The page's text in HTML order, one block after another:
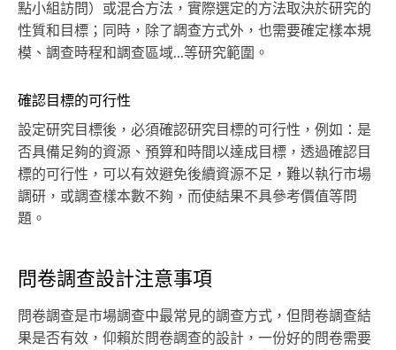
點小組訪問）或混合方法，實際選定的方法取決於研究的
性質和目標；同時，除了調查方式外，也需要確定樣本規
模、調查時程和調查區域...等研究範圍。
確認目標的可行性
設定研究目標後，必須確認研究目標的可行性，例如：是
否具備足夠的資源、預算和時間以達成目標，透過確認目
標的可行性，可以有效避免後續資源不足，難以執行市場
調研，或調查樣本數不夠，而使結果不具參考價值等問
題。
問卷調查設計注意事項
問卷調查是市場調查中最常見的調查方式，但問卷調查結
果是否有效，仰賴於問卷調查的設計，一份好的問卷需要